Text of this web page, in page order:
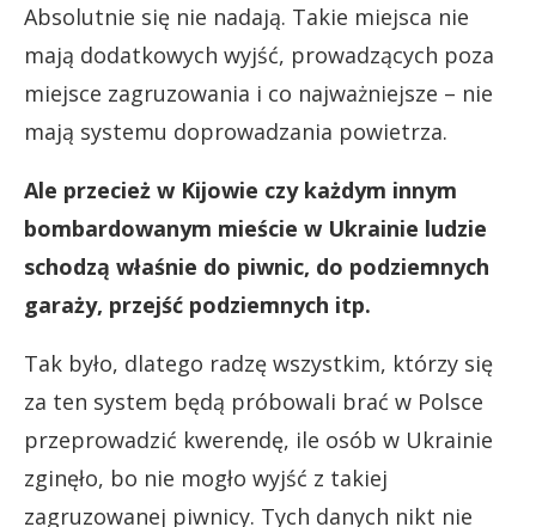
Absolutnie się nie nadają. Takie miejsca nie
mają dodatkowych wyjść, prowadzących poza
miejsce zagruzowania i co najważniejsze – nie
mają systemu doprowadzania powietrza.
Ale przecież w Kijowie czy każdym innym
bombardowanym mieście w Ukrainie ludzie
schodzą właśnie do piwnic, do podziemnych
garaży, przejść podziemnych itp.
Tak było, dlatego radzę wszystkim, którzy się
za ten system będą próbowali brać w Polsce
przeprowadzić kwerendę, ile osób w Ukrainie
zginęło, bo nie mogło wyjść z takiej
zagruzowanej piwnicy. Tych danych nikt nie